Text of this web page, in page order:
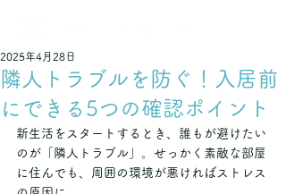
隣人トラブルを防ぐ！入居前
にできる5つの確認ポイント
2025年4月28日
新生活をスタートするとき、誰もが避けたい
のが「隣人トラブル」。せっかく素敵な部屋
に住んでも、周囲の環境が悪ければストレス